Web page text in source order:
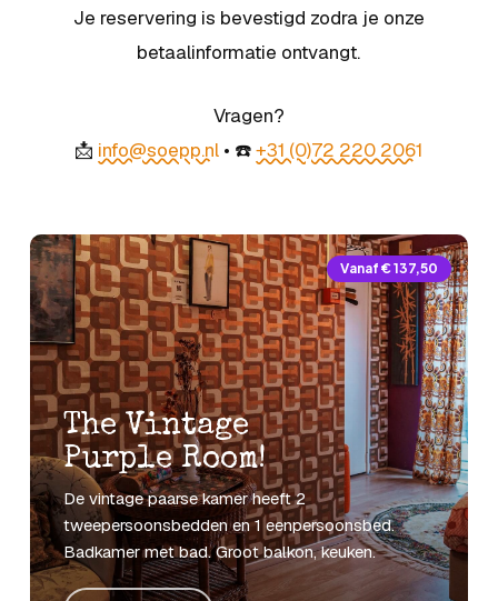
Je reservering is bevestigd zodra je onze
betaalinformatie ontvangt.
Vragen?
📩 info@soepp.nl • ☎️+31 (0)72 220 2061
Vanaf € 137,50
The Vintage
Purple Room!
De vintage paarse kamer heeft 2
tweepersoonsbedden en 1 eenpersoonsbed.
Badkamer met bad. Groot balkon, keuken.